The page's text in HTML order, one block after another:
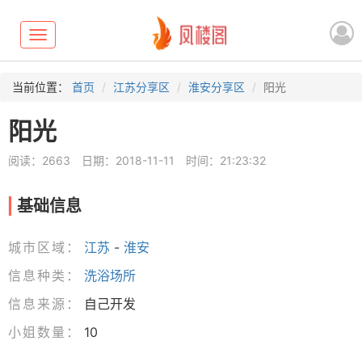
Toggle
navigation
当前位置： 首页 江苏分享区 淮安分享区 阳光
阳光
阅读：2663 日期：2018-11-11 时间：21:23:32
基础信息
城市区域： 江苏 - 淮安
信息种类：
洗浴场所
信息来源：
自己开发
小姐数量：
10